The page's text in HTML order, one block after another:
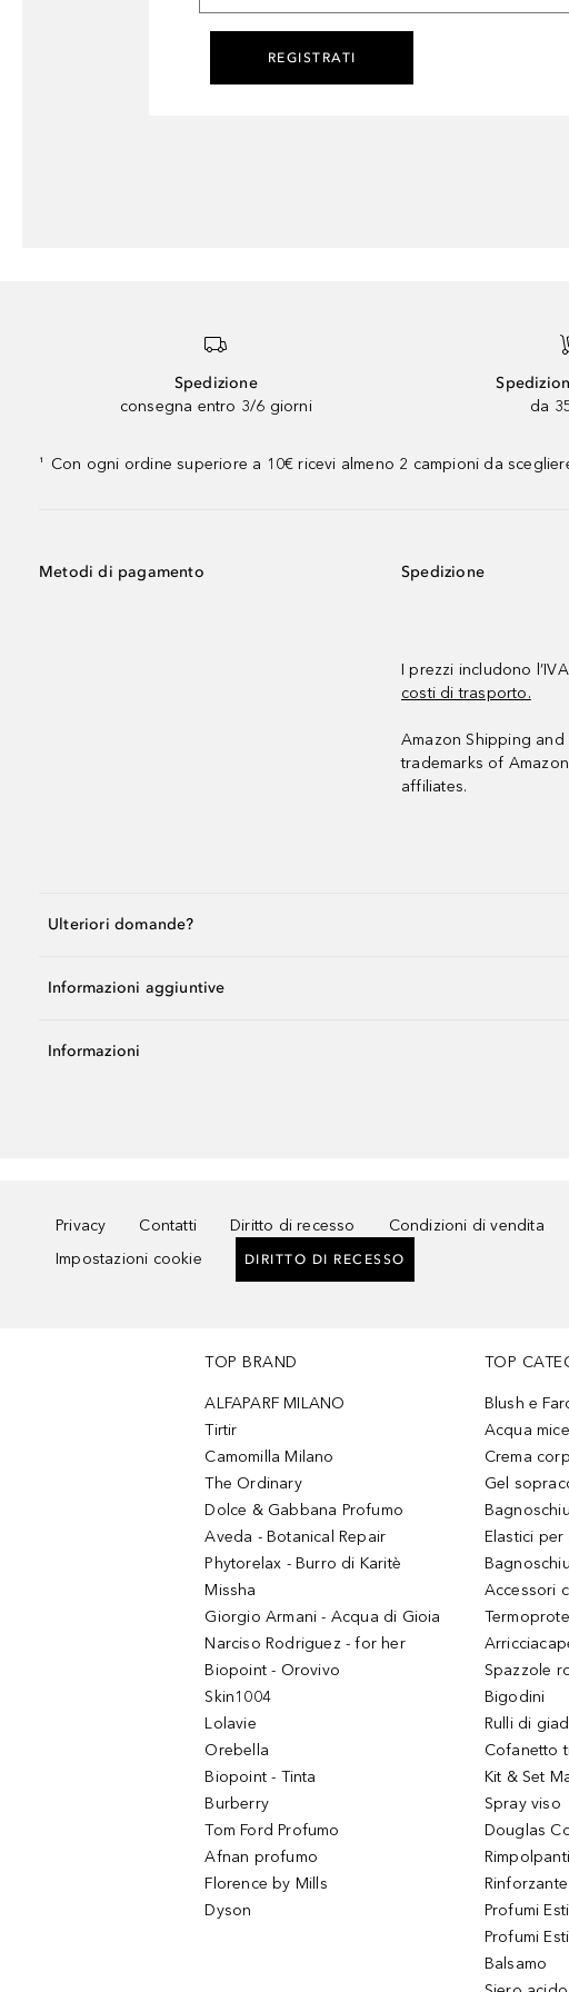
REGISTRATI
Spedizione
consegna entro 3/6 giorni
da
¹ Con ogni ordine superiore a 10€ ricevi almeno 2 campioni da
Metodi di pagamento Spedizione
I prezzi includono
costi di trasporto.
Amazon Shipping
trademarks of
affiliates.
Ulteriori domande?
Informazioni aggiuntive
Informazioni
Privacy Contatti Diritto di recesso Condizioni di vendita
Impostazioni cookie
DIRITTO DI RECESSO
TOP BRAND
ALFAPARF MILANO
Tirtir
Camomilla Milano
The Ordinary
Dolce & Gabbana Profumo
Aveda - Botanical Repair
Phytorelax - Burro di Karitè
Missha
Giorgio Armani - Acqua di Gioia
Narciso Rodriguez - for her
Biopoint - Orovivo
Skin1004
Lolavie
Orebella
Biopoint - Tinta
Burberry
Tom Ford Profumo
Afnan profumo
Florence by Mills
Dyson
TOP
Blush e
Acqua
Crema
Gel
Elastici per
Accessori
Spazzole
Bigodini
Rulli di
Cofanetto
Kit & Set
Spray viso
Douglas
Profumi
Profumi
Balsamo